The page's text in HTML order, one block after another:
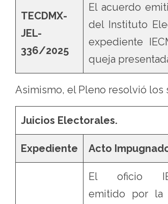
TECDMX-
JEL-
336/2025
El acuerdo
del Instituto
expediente
queja
Asimismo, el Pleno resolvió los
Juicios Electorales.
Expediente Acto
El oficio
emitido por la